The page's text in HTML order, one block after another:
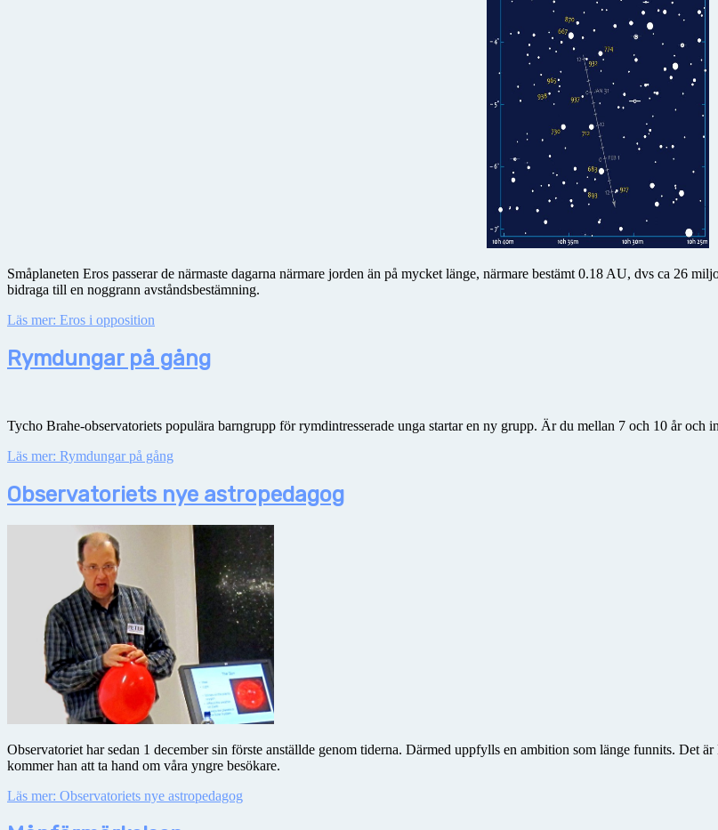
Småplaneten Eros passerar de närmaste dagarna närmare jorden än på mycket länge, närmare bestämt 0.18 AU, dvs ca 26
bidraga till en noggrann avståndsbestämning.
Läs mer: Eros i opposition
Rymdungar på gång
Tycho Brahe-observatoriets populära barngrupp för rymdintresserade unga startar en ny grupp. Är du mellan 7 och 10 år och
Läs mer: Rymdungar på gång
Observatoriets nye astropedagog
Observatoriet har sedan 1 december sin förste anställde genom tiderna. Därmed uppfylls en ambition som länge funnits. Det
kommer han att ta hand om våra yngre besökare.
Läs mer: Observatoriets nye astropedagog